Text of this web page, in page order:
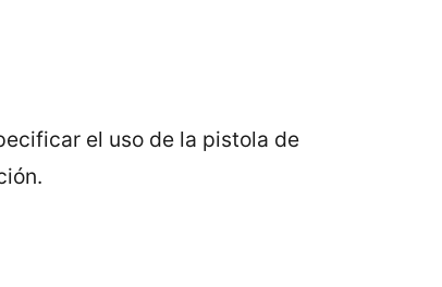
el uso de la pistola de